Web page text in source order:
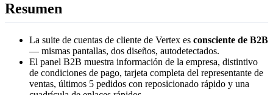
Resumen
La suite de cuentas de cliente de Vertex es consciente de B2B
— mismas pantallas, dos diseños, autodetectados.
El panel B2B muestra información de la empresa, distintivo
de condiciones de pago, tarjeta completa del representante de
ventas, últimos 5 pedidos con reposicionado rápido y una